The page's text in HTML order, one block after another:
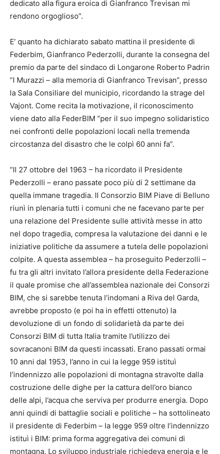
dedicato alla figura eroica di Gianfranco Trevisan mi
rendono orgoglioso”.
E’ quanto ha dichiarato sabato mattina il presidente di
Federbim, Gianfranco Pederzolli, durante la consegna del
premio da parte del sindaco di Longarone Roberto Padrin
“I Murazzi – alla memoria di Gianfranco Trevisan”, presso
la Sala Consiliare del municipio, ricordando la strage del
Vajont. Come recita la motivazione, il riconoscimento
viene dato alla FederBIM “per il suo impegno solidaristico
nei confronti delle popolazioni locali nella tremenda
circostanza del disastro che le colpì 60 anni fa”.
“Il 27 ottobre del 1963 – ha ricordato il Presidente
Pederzolli – erano passate poco più di 2 settimane da
quella immane tragedia. Il Consorzio BIM Piave di Belluno
riunì in plenaria tutti i comuni che ne facevano parte per
una relazione del Presidente sulle attività messe in atto
nel dopo tragedia, compresa la valutazione dei danni e le
iniziative politiche da assumere a tutela delle popolazioni
colpite. A questa assemblea – ha proseguito Pederzolli –
fu tra gli altri invitato l’allora presidente della Federazione
il quale promise che all’assemblea nazionale dei Consorzi
BIM, che si sarebbe tenuta l’indomani a Riva del Garda,
avrebbe proposto (e poi ha in effetti ottenuto) la
devoluzione di un fondo di solidarietà da parte dei
Consorzi BIM di tutta Italia tramite l’utilizzo dei
sovracanoni BIM da questi incassati. Erano passati ormai
10 anni dal 1953, l’anno in cui la legge 959 istituì
l’indennizzo alle popolazioni di montagna stravolte dalla
costruzione delle dighe per la cattura dell’oro bianco
delle alpi, l’acqua che serviva per produrre energia. Dopo
anni quindi di battaglie sociali e politiche – ha sottolineato
il presidente di Federbim – la legge 959 oltre l’indennizzo
istituì i BIM: prima forma aggregativa dei comuni di
montagna. Lo sviluppo industriale richiedeva energia e le